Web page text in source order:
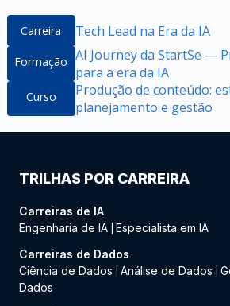
Carreira Tech Lead na Era da IA
Formação AI Journey da StartSe —
para a era da IA
Curso
Produção de conteúdo:
planejamento e gestão
TRILHAS POR CARREIRA
Carreiras de IA
Engenharia de IA Especialista em IA
Carreiras de Dados
Ciência de Dados
Análise de Dados
Dados